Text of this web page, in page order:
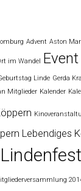
Advent Aston
im Wandel Event
Linde Gerda
Mitglieder Kalender
Lebendiges
Lindenfest